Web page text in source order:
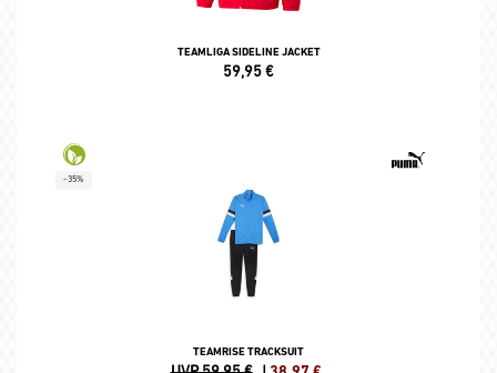
TEAMLIGA SIDELINE JACKET
59,95€
-35%
TEAMRISE TRACKSUIT